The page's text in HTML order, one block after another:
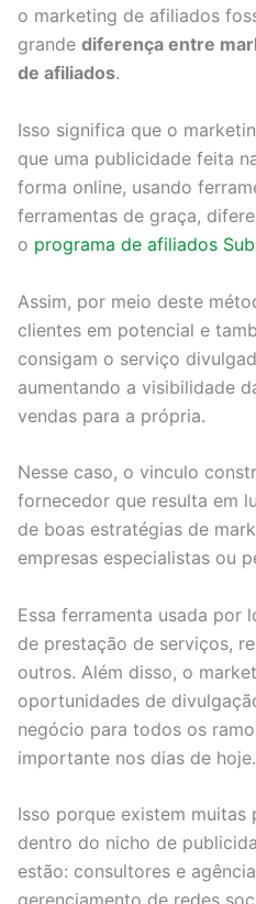
o marketing de afiliados
grande diferença entre
de afiliados.
Isso significa que o
que uma publicidade feita
forma online, usando
ferramentas de graça,
o programa de afiliados
Assim, por meio deste
clientes em potencial e
consigam o serviço
aumentando a visibilidade
vendas para a própria.
Nesse caso, o vinculo
fornecedor que resulta em
de boas estratégias de
empresas especialistas ou
Essa ferramenta usada por
de prestação de serviços,
outros. Além disso, o
oportunidades de
negócio para todos os
importante nos dias de hoje.
Isso porque existem muitas
dentro do nicho de
estão: consultores e